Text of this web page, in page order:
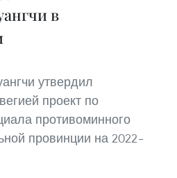
в
утвердил
проект по
противоминного
провинции на 2022–